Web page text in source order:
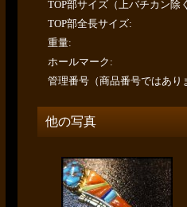
TOP部サイズ（上バチカン除
TOP部全長サイズ:
重量:
ホールマーク :
管理番号（商品番号ではあり
他の写真